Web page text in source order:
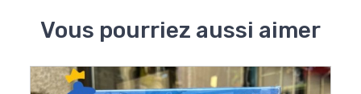
Vous pourriez aussi aimer